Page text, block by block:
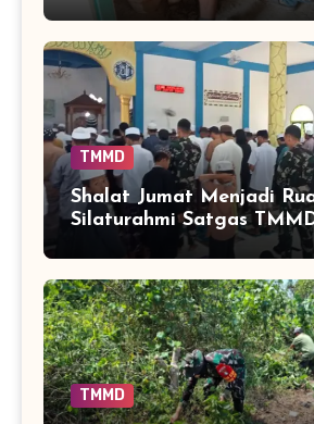
Nikmati Fasilitas Sanitasi
Lebih Layak
TMMD
Shalat Jumat Menjadi
Silaturahmi Satgas
Warga Tamban Bangun
TMMD